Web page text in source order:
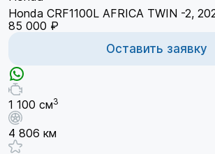
Honda CRF1100L AFRICA TWIN -2,
85 000 ₽
Оставить заявку
1 100 см3
4 806 км